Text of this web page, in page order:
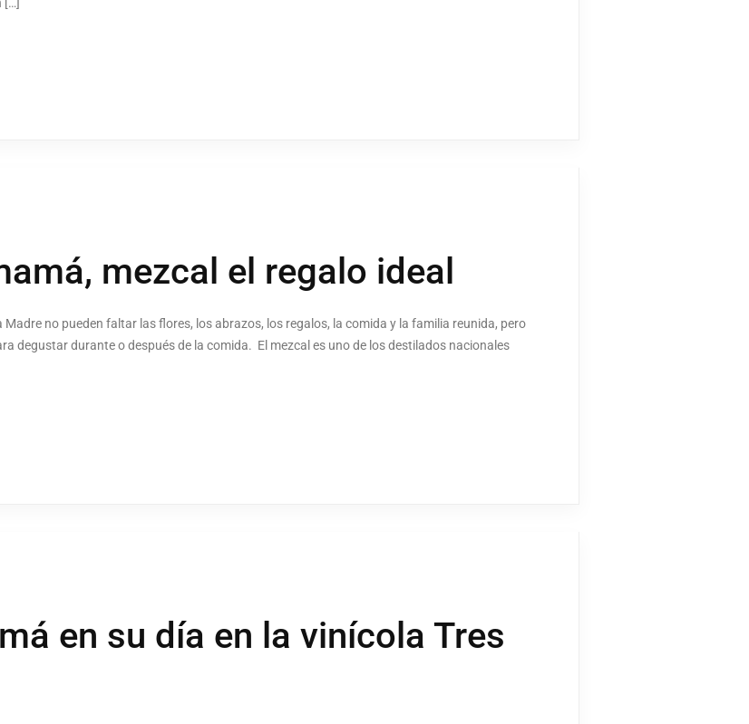
mezcal el regalo ideal
no pueden faltar las flores, los abrazos, los regalos, la comida y la familia reunida, pero
degustar durante o después de la comida. El mezcal es uno de los destilados nacionales
en su día en la vinícola Tres